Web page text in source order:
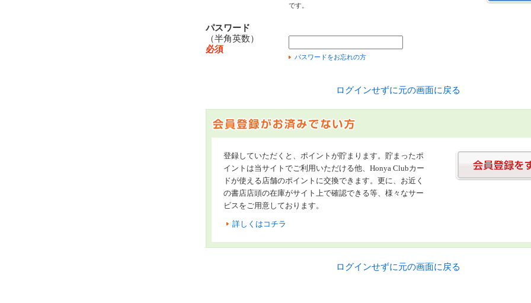
です。
パスワード
（半角英数）
必須
パスワードをお忘れの方
ログインせずに元の画面に戻る
登録していただくと、ポイントが貯まります。貯まったポ
イントは当サイトでご利用いただける他、Honya Clubカー
ドが使える店舗のポイントに交換できます。更に、お近く
の書店店頭の在庫がサイト上で確認できる等、様々なサー
ビスをご用意しております。
詳しくはコチラ
ログインせずに元の画面に戻る